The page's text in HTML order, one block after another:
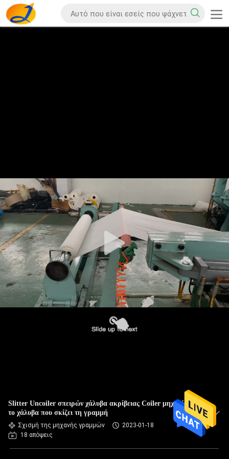
Slitter Uncoiler σπειρών χάλυβα ακρίβειας Coiler μηχανές για
το χάλυβα που σκίζει τη γραμμή
Σχισμή της μηχανής γραμμών
2023-01-18
18 απόψεις